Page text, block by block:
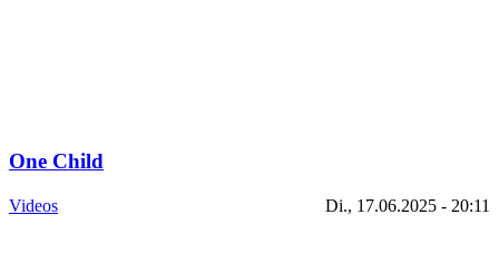
One Child
Videos Di., 17.06.2025 - 20:11